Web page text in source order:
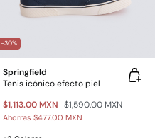
-30%
Springfield
Tenis icónico efecto piel
$1,113.00 MXN $1,590.00 MXN
Ahorras $477.00 MXN